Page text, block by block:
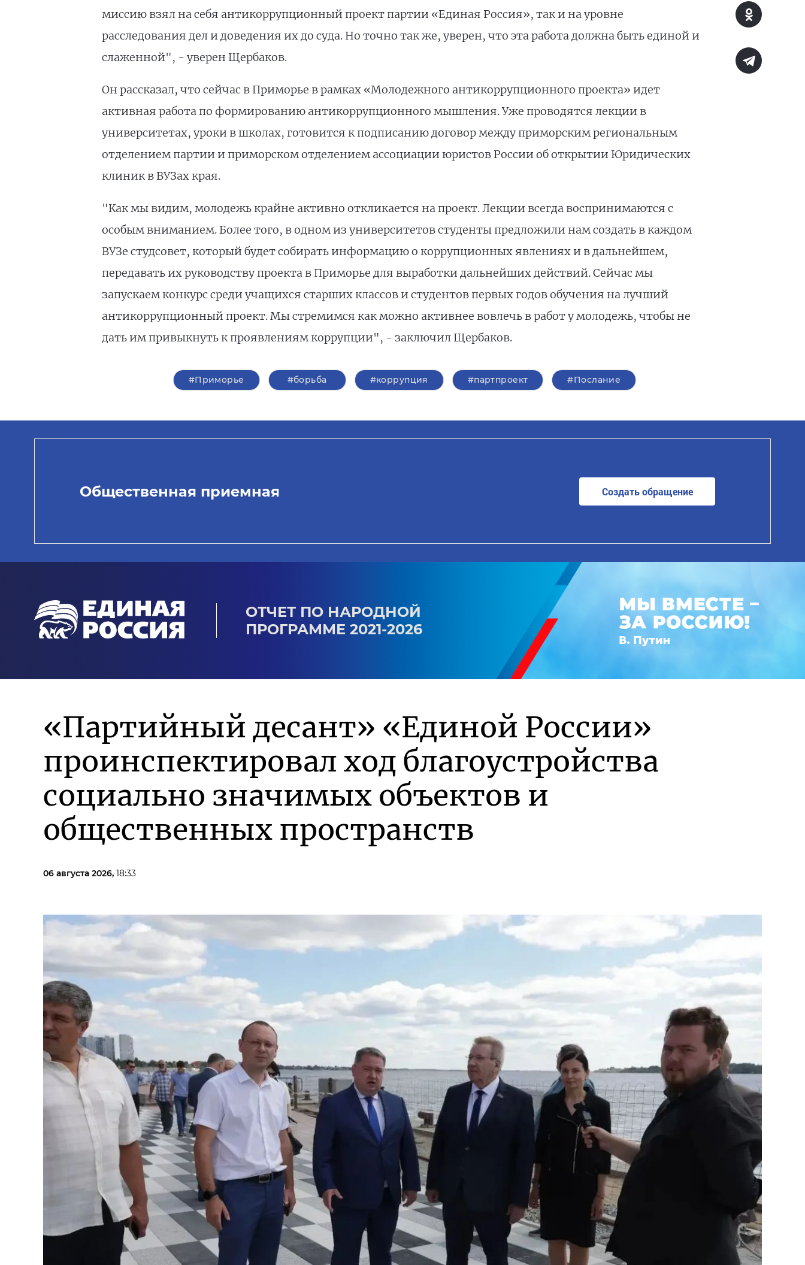
миссию взял на себя антикоррупционный проект партии «Единая Россия», так и на уровне
расследования дел и доведения их до суда. Но точно так же, уверен, что эта работа должна быть единой и
слаженной", - уверен Щербаков.
Он рассказал, что сейчас в Приморье в рамках «Молодежного антикоррупционного проекта» идет
активная работа по формированию антикоррупционного мышления. Уже проводятся лекции в
университетах, уроки в школах, готовится к подписанию договор между приморским региональным
отделением партии и приморском отделением ассоциации юристов России об открытии Юридических
клиник в ВУЗах края.
"Как мы видим, молодежь крайне активно откликается на проект. Лекции всегда воспринимаются с
особым вниманием. Более того, в одном из университетов студенты предложили нам создать в каждом
ВУЗе студсовет, который будет собирать информацию о коррупционных явлениях и в дальнейшем,
передавать их руководству проекта в Приморье для выработки дальнейших действий. Сейчас мы
запускаем конкурс среди учащихся старших классов и студентов первых годов обучения на лучший
антикоррупционный проект. Мы стремимся как можно активнее вовлечь в работ у молодежь, чтобы не
дать им привыкнуть к проявлениям коррупции", - заключил Щербаков.
#Приморье #борьба #коррупция #партпроект #Послание
Общественная приемная Создать обращение
ОТЧЕТ ПО НАРОДНОЙ
ПРОГРАММЕ 2021-2026
«Партийный десант» «Единой России»
проинспектировал ход благоустройства
социально значимых объектов и
общественных пространств
06 августа 2026, 18:33